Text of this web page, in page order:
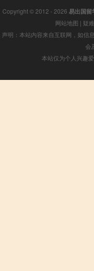
Copyright © 2012 - 2026 易出国留
网站地图 | 疑
声明：本站内容来自互联网，如信
会
本站仅为个人兴趣